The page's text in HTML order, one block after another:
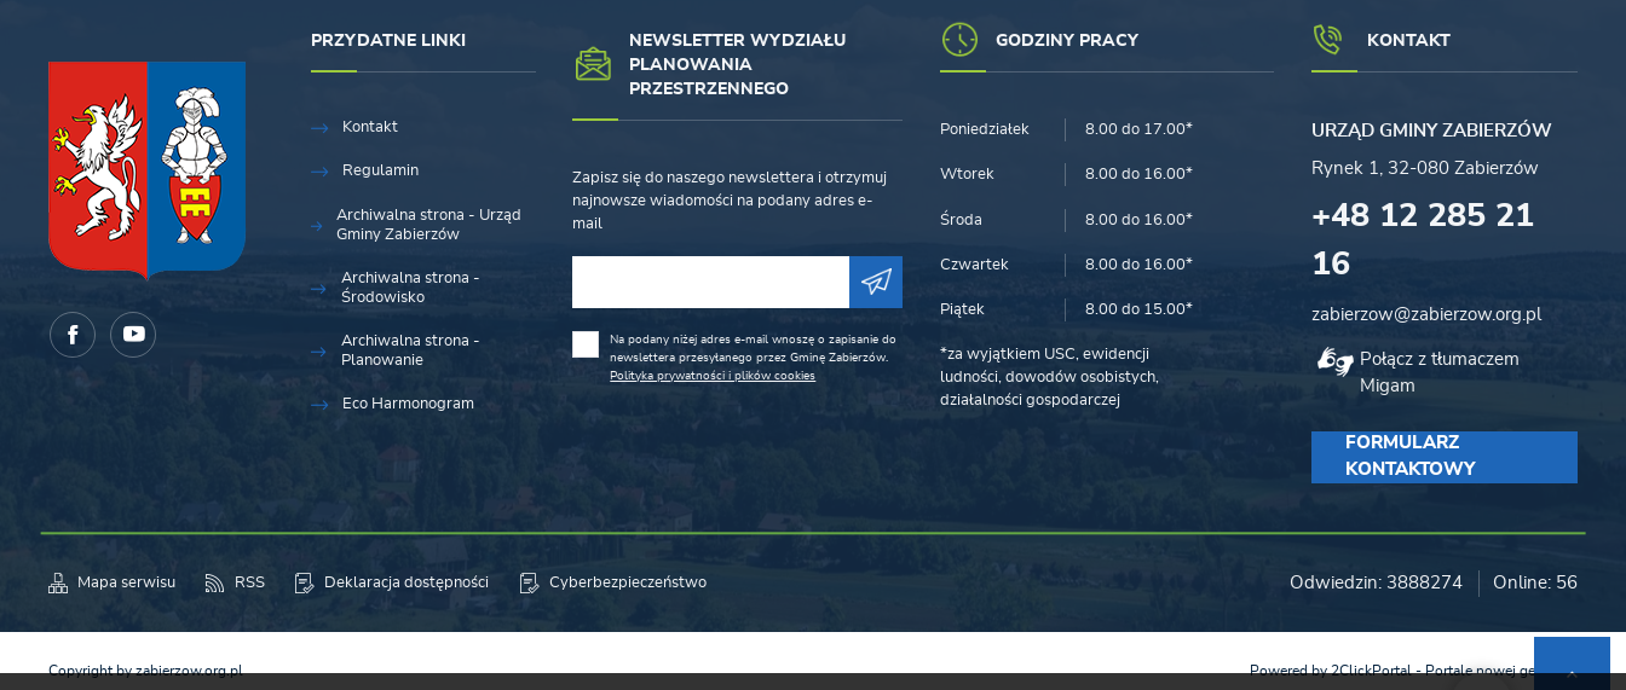
PRZYDATNE LINKI
Kontakt
Regulamin
Archiwalna strona - Urząd
Gminy Zabierzów
Archiwalna strona -
Środowisko
Archiwalna strona -
Planowanie
Eco Harmonogram
NEWSLETTER WYDZIAŁU
PLANOWANIA
PRZESTRZENNEGO
Zapisz się do naszego newslettera i otrzymuj
najnowsze wiadomości na podany adres e-
mail
Na podany niżej adres e-mail wnoszę o zapisanie do
newslettera przesyłanego przez Gminę Zabierzów.
Polityka prywatności i plików cookies
GODZINY PRACY
Poniedziałek 8.00 do 17.00*
Wtorek 8.00 do 16.00*
Środa 8.00 do 16.00*
Czwartek 8.00 do 16.00*
Piątek 8.00 do 15.00*
*za wyjątkiem USC, ewidencji
ludności, dowodów osobistych,
działalności gospodarczej
KONTAKT
URZĄD GMINY ZABIERZÓW
Rynek 1, 32-080 Zabierzów
+48 12 285 21
16
zabierzow@zabierzow.org.pl
Połącz z tłumaczem
Migam
FORMULARZ
KONTAKTOWY
Mapa serwisu RSS Deklaracja dostępności Cyberbezpieczeństwo Odwiedzin: 3888274 Online: 56
Copyright by zabierzow.org.pl Powered by2ClickPortal- Portale nowej generacji